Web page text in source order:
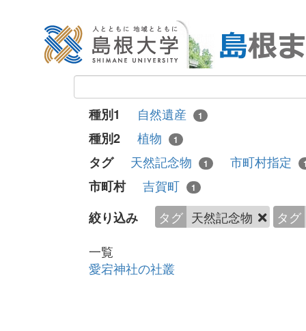
種別1 自然遺産 1
種別2 植物 1
タグ 天然記念物 1 市町村指定
市町村 吉賀町 1
絞り込み タグ 天然記念物
タグ
一覧
愛宕神社の社叢